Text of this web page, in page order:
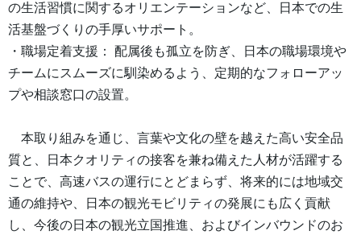
の生活習慣に関するオリエンテーションなど、日本での生
活基盤づくりの手厚いサポート。
・職場定着支援： 配属後も孤立を防ぎ、日本の職場環境や
チームにスムーズに馴染めるよう、定期的なフォローアッ
プや相談窓口の設置。
本取り組みを通じ、言葉や文化の壁を越えた高い安全品
質と、日本クオリティの接客を兼ね備えた人材が活躍する
ことで、高速バスの運行にとどまらず、将来的には地域交
通の維持や、日本の観光モビリティの発展にも広く貢献
し、今後の日本の観光立国推進、およびインバウンドのお